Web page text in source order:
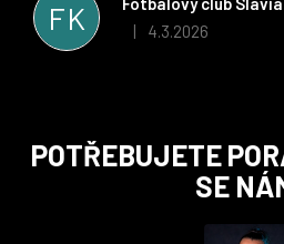
FK
Hodnocení obchodu je
| 4.3.2026
i nadále, nyní už začínáme řešit i
POTŘEBUJETE
SE